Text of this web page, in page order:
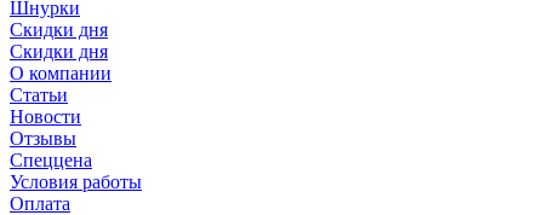
Шнурки
Скидки дня
Скидки дня
О компании
Статьи
Новости
Отзывы
Спеццена
Условия работы
Оплата